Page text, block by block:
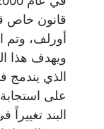
قانون خاص
ويهدف هذا
الذي يندمج
على
البند